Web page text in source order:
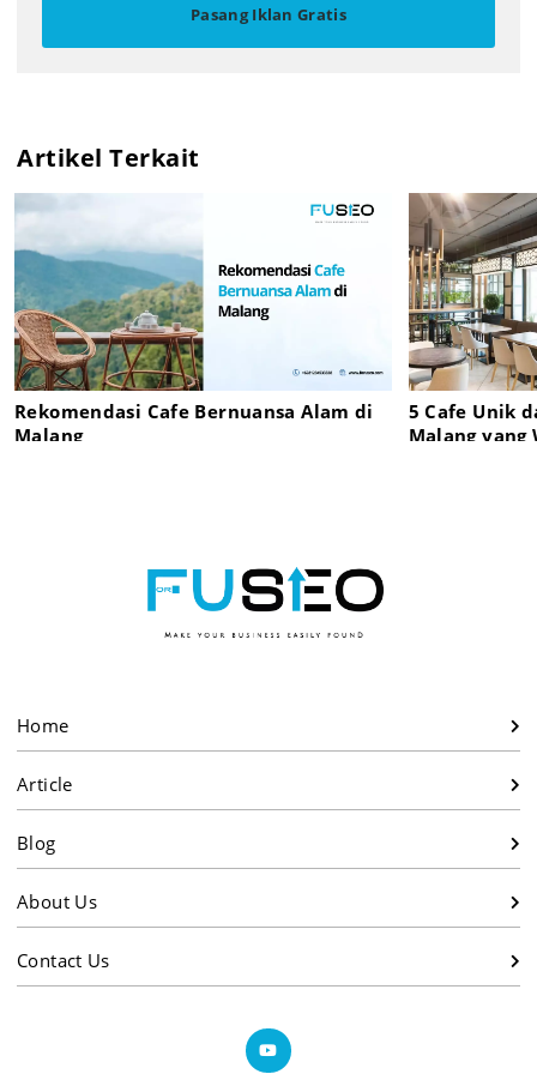
Pasang Iklan Gratis
Artikel Terkait
Rekomendasi Cafe Bernuansa Alam di
Malang
5 Cafe Unik
Malang yang
Home
Article
Blog
About Us
Contact Us